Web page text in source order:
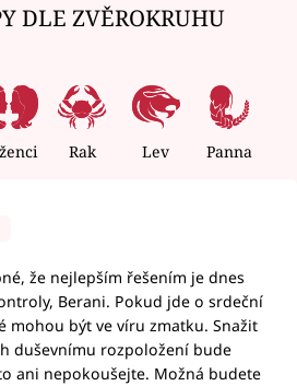
DLE ZVĚROKRUHU
Rak Lev Panna
že nejlepším řešením je dnes
Berani. Pokud jde o srdeční
mohou být ve víru zmatku. Snažit
duševnímu rozpoložení bude
ani nepokoušejte. Možná budete